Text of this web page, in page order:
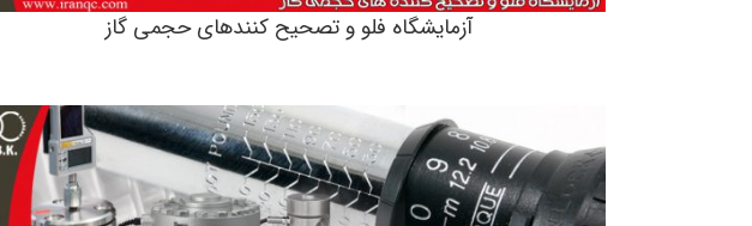
آزمایشگاه فلو و تصحیح‌ کنند‌های حجمی گاز